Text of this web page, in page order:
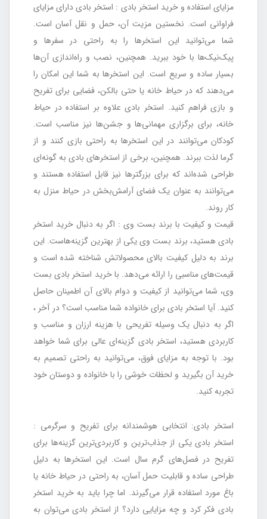
مزایای استفاده و خرید استخر بادی : استخر بادی دارای مزایای
فراوانی است. نخستین مزیت آن، حمل و نقل آسان است.
شما می‌توانید این استخرها را به راحتی در سفرها و
پیک‌نیک‌ها با خود ببرید. همچنین، نصب و راه‌اندازی آن‌ها
بسیار ساده و سریع است. این استخرها به شما این امکان را
می‌دهند که در حیاط خانه یا حتی بالکن، فضایی برای تفریح
و بازی فراهم کنید. استخر بادی علاوه بر استفاده در حیاط
خانه، برای برگزاری مهمانی‌ها و جشن‌ها نیز مناسب است.
کودکان می‌توانند در این استخرها به راحتی بازی کنند و از
گرما لذت ببرند. همچنین، برخی از استخرهای بادی به گونه‌ای
طراحی شده‌اند که برای بزرگترها نیز قابل استفاده هستند و
می‌توانند به عنوان یک فضای آرامش‌بخش در حیاط منزل به
کار روند.
قیمت و کیفیت با برند بست وی : اگر به دنبال خرید استخر
بادی هستید، برند بست وی یکی از بهترین گزینه‌هاست. این
برند به دلیل کیفیت بالای محصولاتش شناخته شده است و
قیمت‌های مناسبی را ارائه می‌دهد. با خرید استخر بادی بست
وی، شما می‌توانید از کیفیت و دوام بالای آن اطمینان حاصل
کنید. آیا استخر بادی برای خانواده شما مناسب است؟ در آخر ،
اگر به دنبال یک وسیله تفریحی با هزینه ارزان و مناسب و
کاربردی هستید، استخر بادی گزینه‌ای عالی برای شما خواهد
بود. با توجه به مزایای فوق، می‌توانید به راحتی تصمیم به
خرید آن بگیرید و لحظات خوشی را با خانواده و دوستان خود
تجربه کنید.
استخر بادی: انتخابی هوشمندانه برای تفریح و سرگرمی :
استخر بادی یکی از جذاب‌ترین و کاربردی‌ترین گزینه‌ها برای
تفریح در فصل‌های گرم سال است. این استخرها به دلیل
طراحی ساده و قابلیت حمل آسان، به راحتی در حیاط خانه یا
باغ مورد استفاده قرار می‌گیرند. اما چرا باید به خرید استخر
بادی فکر کرد و چه مزایایی دارد؟ از استخر بادی می‌توان به